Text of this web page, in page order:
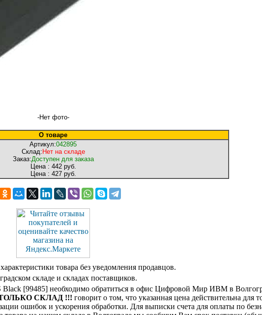
-Нет фото-
О товаре
Артикул:042895
Склад: Нет на складе
Заказ:Доступен для заказа
Цена : 442 руб.
Цена : 427 руб.
товара без уведомления продавцов.
складе и складах поставщиков.
Black [99485] необходимо обратиться в офис Цифровой Мир ИВМ в
СКЛАД !!! говорит о том, что указанная цена действительна для
ошибок и ускорения обработки. Для выписки счета для оплаты по